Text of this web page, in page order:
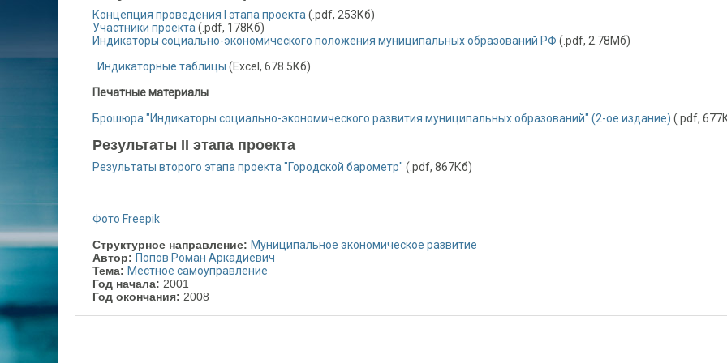
Концепция проведения I этапа проекта (.pdf, 253Кб)
Участники проекта (.pdf, 178Кб)
Индикаторы социально-экономического положения муниципальных образований РФ (.pdf, 2.78Мб)
Индикаторные таблицы (Excel, 678.5Кб)
Печатные материалы
Брошюра "Индикаторы социально-экономического развития муниципальных образований" (2-ое издание) (.pdf,
Результаты II этапа проекта
Результаты второго этапа проекта "Городской барометр" (.pdf, 867Кб)
Фото Freepik
Структурное направление: Муниципальное экономическое развитие
Автор: Попов Роман Аркадиевич
Тема: Местное самоуправление
Год начала: 2001
Год окончания: 2008